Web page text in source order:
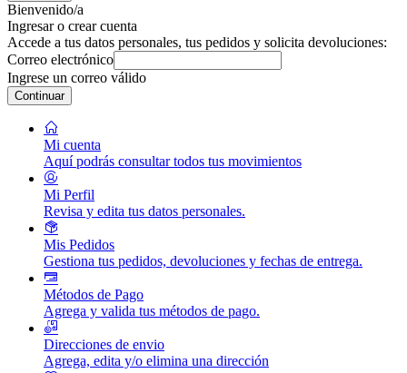
Bienvenido/a
Ingresar o crear cuenta
Accede a tus datos personales, tus pedidos y solicita devoluciones:
Correo electrónico
Ingrese un correo válido
Continuar
Mi cuenta
Aquí podrás consultar todos tus movimientos
Mi Perfil
Revisa y edita tus datos personales.
Mis Pedidos
Gestiona tus pedidos, devoluciones y fechas de entrega.
Métodos de Pago
Agrega y valida tus métodos de pago.
Direcciones de envio
Agrega, edita y/o elimina una dirección